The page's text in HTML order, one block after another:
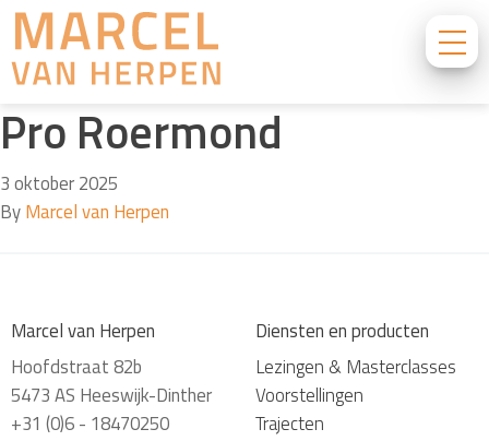
Pro Roermond
3 oktober 2025
ByMarcel van Herpen
Marcel van Herpen
Hoofdstraat 82b
5473 AS Heeswijk-Dinther
+31 (0)6 - 18470250
Diensten en producten
Lezingen & Masterclasses
Voorstellingen
Trajecten